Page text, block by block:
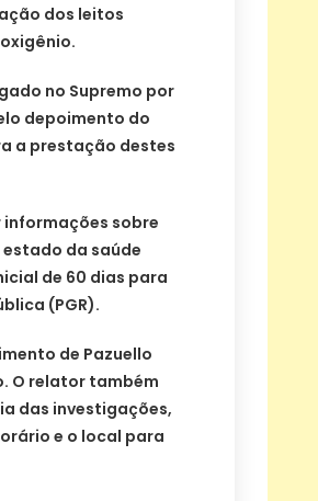
dos leitos
no Supremo por
depoimento do
a prestação destes
sobre
da saúde
de 60 dias para
(PGR).
de Pazuello
O relator também
das investigações,
e o local para